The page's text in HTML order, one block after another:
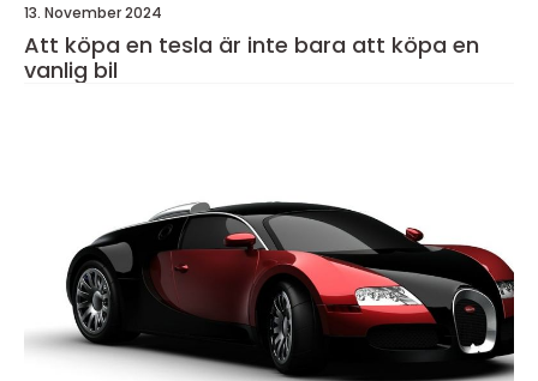
13. November 2024
Att köpa en tesla är inte bara att köpa en
vanlig bil